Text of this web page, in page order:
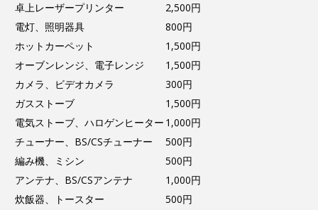
卓上レーザープリンター
2,500円
電灯、照明器具
800円
ホットカーペット
1,500円
オーブンレンジ、電子レンジ
1,500円
カメラ、ビデオカメラ
300円
ガスストーブ
1,500円
電気ストーブ、ハロゲンヒーター 1,000円
チューナー、BS/CSチューナー
500円
編み機、ミシン
500円
アンテナ、BS/CSアンテナ
1,000円
炊飯器、トースター
500円